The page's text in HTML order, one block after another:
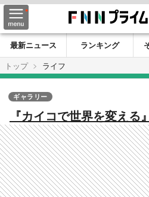
最新ニュース ランキング
トップ
ライフ
『カイコで世界を変える
のワクチン開発へ 九州大
ウイルス』撲滅へ【福岡
ギャラリー